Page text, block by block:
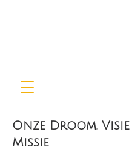
Onze Droom,
Missie